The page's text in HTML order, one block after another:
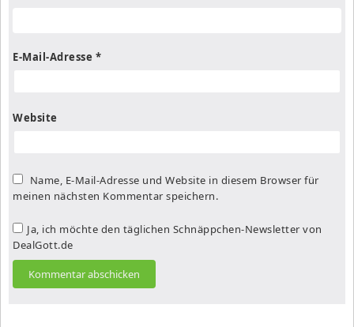
E-Mail-Adresse *
Website
Name, E-Mail-Adresse und Website in diesem Browser für
meinen nächsten Kommentar speichern.
Ja, ich möchte den täglichen Schnäppchen-Newsletter von
DealGott.de